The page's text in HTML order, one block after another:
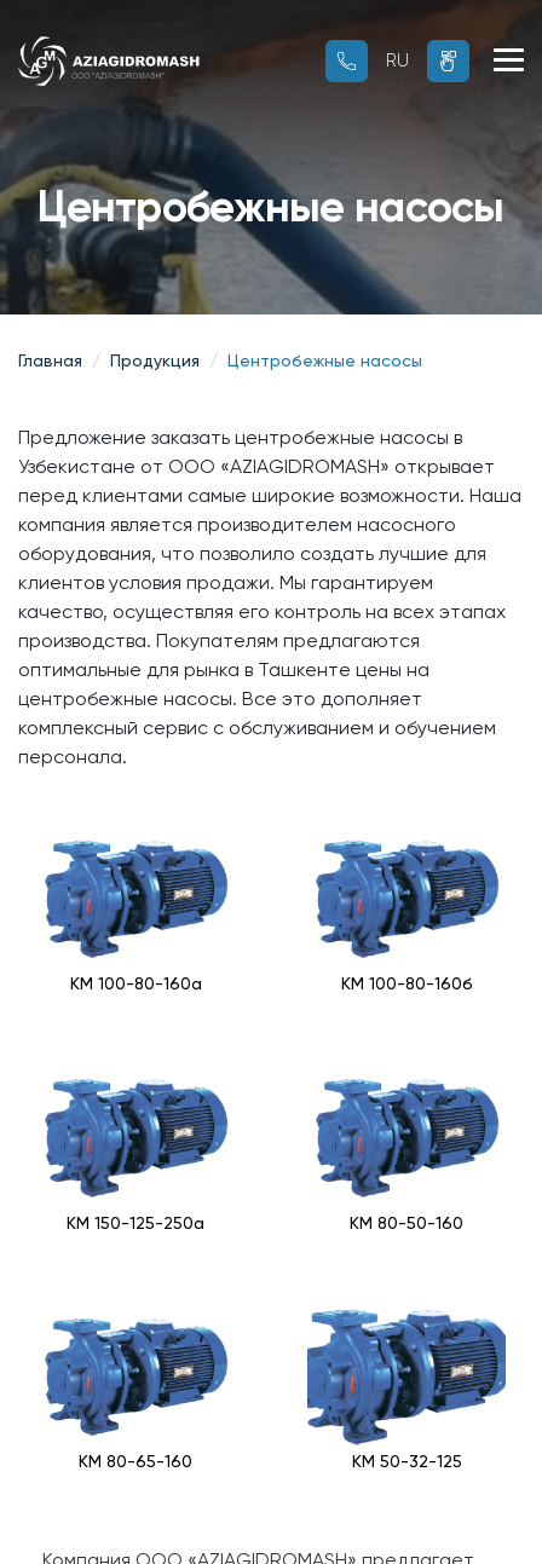
RU
Центробежные насосы
Главная Продукция Центробежные насосы
Предложение заказать центробежные насосы в
Узбекистане от ООО «AZIAGIDROMASH» открывает
перед клиентами самые широкие возможности. Наша
компания является производителем насосного
оборудования, что позволило создать лучшие для
клиентов условия продажи. Мы гарантируем
качество, осуществляя его контроль на всех этапах
производства. Покупателям предлагаются
оптимальные для рынка в Ташкенте цены на
центробежные насосы. Все это дополняет
комплексный сервис с обслуживанием и обучением
персонала.
КМ 100-80-160a КМ 100-80-160б
КМ 150-125-250а КМ 80-50-160
КМ 80-65-160 КМ 50-32-125